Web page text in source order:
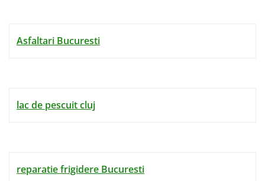
Asfaltari Bucuresti
lac de pescuit cluj
reparatie frigidere Bucuresti